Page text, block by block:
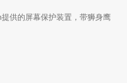
供的屏幕保护装置，带狮身鹰